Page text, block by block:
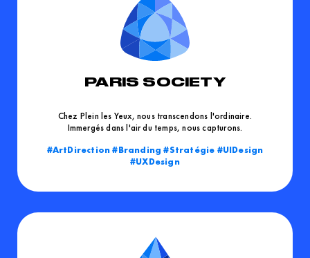
PARIS SOCIETY
Chez Plein les Yeux, nous transcendons l'ordinaire.
Immergés dans l'air du temps, nous capturons.
ArtDirection
Branding Stratégie
UIDesign
UXDesign